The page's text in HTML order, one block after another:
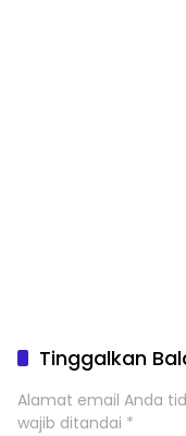
Tinggalkan
Alamat email Anda
wajib ditandai *